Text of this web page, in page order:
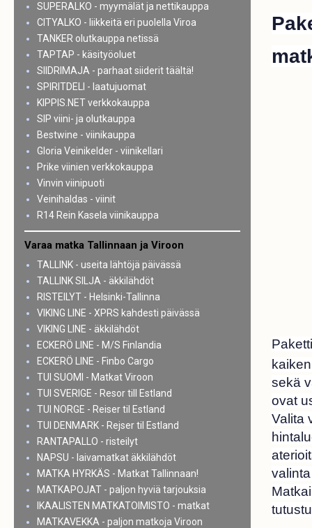
sekä
ovat
Valita
SUPERALKO - myymälät ja nettikauppa
CITYALKO - liikkeitä eri puolella Viroa
TANKER olutkauppa netissä
TAPTAP - käsityöoluet
SIIDRIMAJA - parhaat siiderit täältä!
SPIRITDELI - laatujuomat
KIPPIS.NET verkkokauppa
SIP viini- ja olutkauppa
Bestwine - viinikauppa
Gloria Veinikelder - viinikellari
Prike viinien verkkokauppa
Vinvin viinipuoti
Veinihaldas - viinit
R14 Rein Kasela viinikauppa
Varaa matka Tallinnaan ja Viroon
TALLINK - useita lähtöjä päivässä
TALLINK SILJA - äkkilähdöt
RISTEILYT - Helsinki-Tallinna
VIKING LINE - XPRS kahdesti päivässä
VIKING LINE - äkkilähdöt
ECKERÖ LINE - M/S Finlandia
ECKERÖ LINE - Finbo Cargo
TUI SUOMI - Matkat Viroon
TUI SVERIGE - Resor till Estland
TUI NORGE - Reiser til Estland
TUI DENMARK - Rejser til Estland
RANTAPALLO - risteilyt
NAPSU - laivamatkat äkkilähdöt
MATKA HYRKÄS - Matkat Tallinnaan!
MATKAPOJAT - paljon hyviä tarjouksia
IKAALISTEN MATKATOIMISTO - matkat
MATKAVEKKA - paljon matkoja Viroon